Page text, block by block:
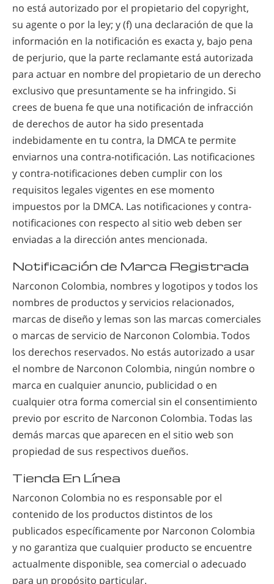
no está autorizado por el propietario del copyright,
su agente o por la ley; y (f) una declaración de que la
información en la notificación es exacta y, bajo pena
de perjurio, que la parte reclamante está autorizada
para actuar en nombre del propietario de un derecho
exclusivo que presuntamente se ha infringido. Si
crees de buena fe que una notificación de infracción
de derechos de autor ha sido presentada
indebidamente en tu contra, la DMCA te permite
enviarnos una contra-notificación. Las notificaciones
y contra-notificaciones deben cumplir con los
requisitos legales vigentes en ese momento
impuestos por la DMCA. Las notificaciones y contra-
notificaciones con respecto al sitio web deben ser
enviadas a la dirección antes mencionada.
Notificación de Marca Registrada
Narconon Colombia, nombres y logotipos y todos los
nombres de productos y servicios relacionados,
marcas de diseño y lemas son las marcas comerciales
o marcas de servicio de Narconon Colombia. Todos
los derechos reservados. No estás autorizado a usar
el nombre de Narconon Colombia, ningún nombre o
marca en cualquier anuncio, publicidad o en
cualquier otra forma comercial sin el consentimiento
previo por escrito de Narconon Colombia. Todas las
demás marcas que aparecen en el sitio web son
propiedad de sus respectivos dueños.
Tienda En Línea
Narconon Colombia no es responsable por el
contenido de los productos distintos de los
publicados específicamente por Narconon Colombia
y no garantiza que cualquier producto se encuentre
actualmente disponible, sea comercial o adecuado
para un propósito particular.